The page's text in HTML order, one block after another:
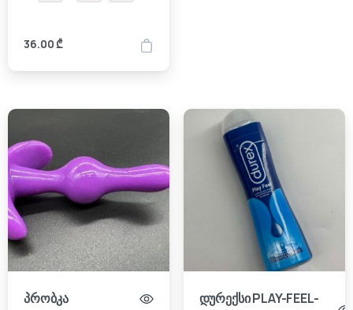
36.00₾
პრობკა
დურექსი PLAY-FEEL-